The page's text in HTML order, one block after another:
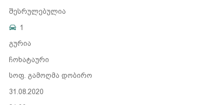
შესრულებულია
1
გურია
ჩოხატაური
სოფ. გამოღმა დობირო
31.08.2020